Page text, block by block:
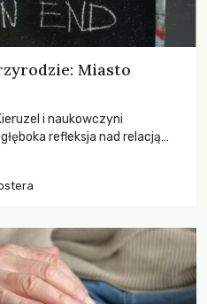
Miasto
i naukowczyni
refleksja nad relacją